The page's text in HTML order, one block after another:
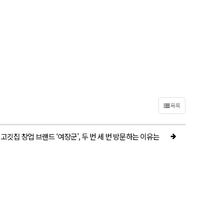
목록
깃집 창업 브랜드 ‘여장군’, 두 번 세 번 방문하는 이유는